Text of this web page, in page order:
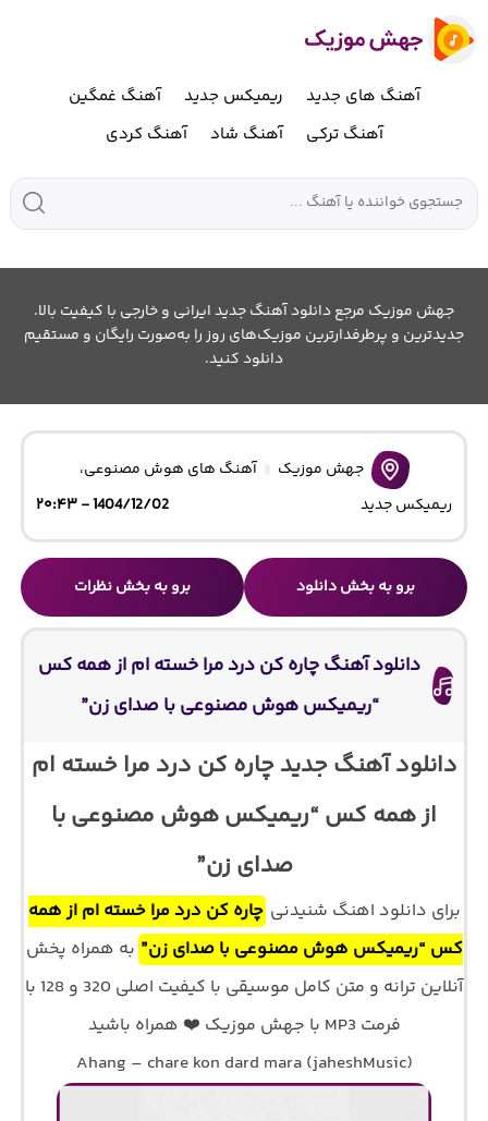
آهنگ های جدید ریمیکس جدید
آهنگ غمگین
آهنگ ترکی
آهنگ شاد آهنگ کردی
جهش موزیک مرجع دانلود آهنگ جدید ایرانی و خارجی با کیفیت بالا.
جدیدترین و پرطرفدارترین موزیک‌های روز را به‌صورت رایگان و مستقیم
دانلود کنید.
جهش موزیک آهنگ های هوش مصنوعی،
ریمیکس جدید
1404/12/02 - ۲۰:۴۳
برو به بخش دانلود برو به بخش نظرات
دانلود آهنگ چاره کن درد مرا خسته ام از همه کس
“ریمیکس هوش مصنوعی با صدای زن”
دانلود آهنگ جدید چاره کن درد مرا خسته ام
از همه کس “ریمیکس هوش مصنوعی با
صدای زن”
برای دانلود اهنگ شنیدنی چاره کن درد مرا خسته ام از همه
کس “ریمیکس هوش مصنوعی با صدای زن” به همراه پخش
آنلاین ترانه و متن کامل موسیقی با کیفیت اصلی 320 و 128 با
فرمت MP3 با جهش موزیک ❤️ همراه باشید
Ahang – chare kon dard mara (jaheshMusic)